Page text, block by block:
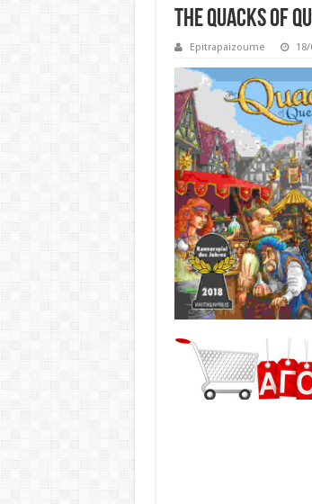
The Quacks of
Epitrapaizoume